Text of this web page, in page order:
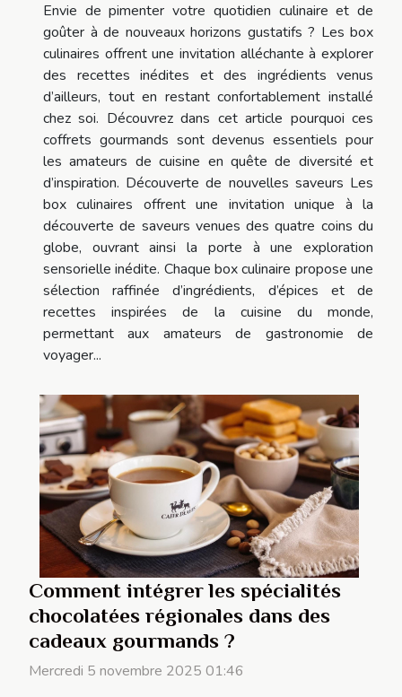
Envie de pimenter votre quotidien culinaire et de
goûter à de nouveaux horizons gustatifs ? Les box
culinaires offrent une invitation alléchante à explorer
des recettes inédites et des ingrédients venus
d’ailleurs, tout en restant confortablement installé
chez soi. Découvrez dans cet article pourquoi ces
coffrets gourmands sont devenus essentiels pour
les amateurs de cuisine en quête de diversité et
d’inspiration. Découverte de nouvelles saveurs Les
box culinaires offrent une invitation unique à la
découverte de saveurs venues des quatre coins du
globe, ouvrant ainsi la porte à une exploration
sensorielle inédite. Chaque box culinaire propose une
sélection raffinée d’ingrédients, d’épices et de
recettes inspirées de la cuisine du monde,
permettant aux amateurs de gastronomie de
voyager...
Comment intégrer les spécialités
chocolatées régionales dans des
cadeaux gourmands ?
Mercredi 5 novembre 2025 01:46